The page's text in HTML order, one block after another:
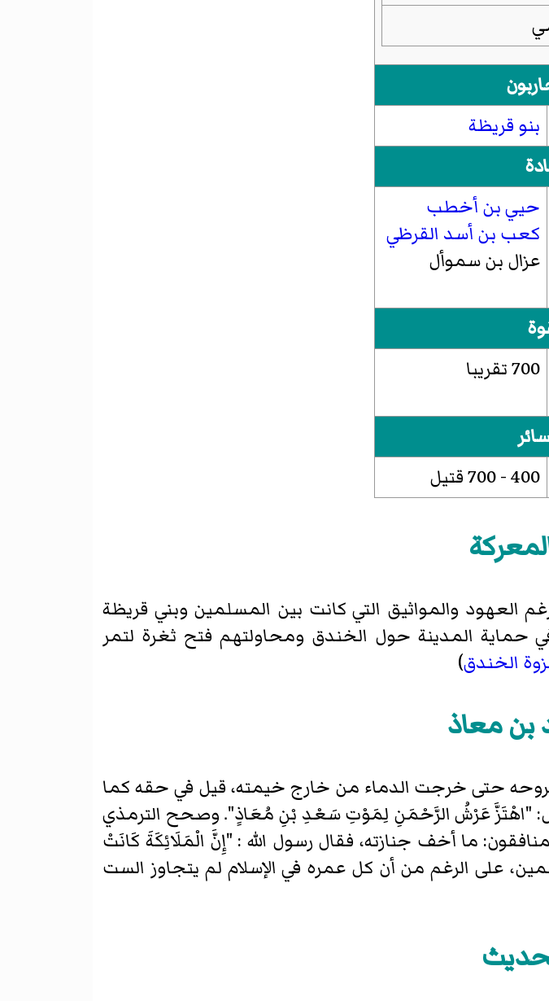
بنو قريظة
حيي بن أخطب
كعب بن أسد القرظي
عزال بن سموأل
700 تقريبا
400 - 700 قتيل
والمواثيق التي كانت بين المسلمين وبني قريظة
المدينة حول الخندق ومحاولتهم فتح ثغرة لتمر
الخندق)
بن معاذ
حتى خرجت الدماء من خارج خيمته، قيل في حقه كما
"اهْتَزَّ عَرْشُ الرَّحْمَنِ لِمَوْتِ سَعْدِ بْنِ مُعَاذٍ". وصحح الترمذي
ما أخف جنازته، فقال رسول الله : "إِنَّ الْمَلَائِكَةَ كَانَتْ
على الرغم من أن كل عمره في الإسلام لم يتجاوز الست